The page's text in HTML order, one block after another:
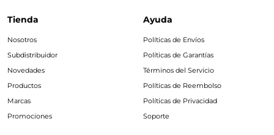
Tienda
Nosotros
Subdistribuidor
Novedades
Productos
Marcas
Promociones
Ayuda
Políticas de Envíos
Políticas de Garantías
Términos del Servicio
Políticas de Reembolso
Políticas de Privacidad
Soporte